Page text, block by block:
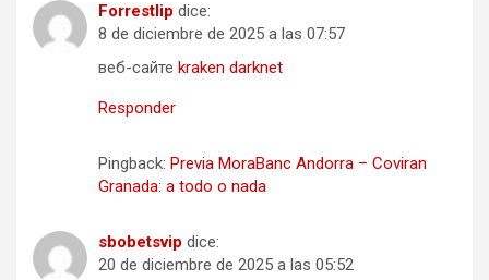
Forrestlip dice:
8 de diciembre de 2025 a las 07:57
веб-сайте kraken darknet
Responder
Pingback: Previa MoraBanc Andorra – Coviran
Granada: a todo o nada
sbobetsvip dice:
20 de diciembre de 2025 a las 05:52